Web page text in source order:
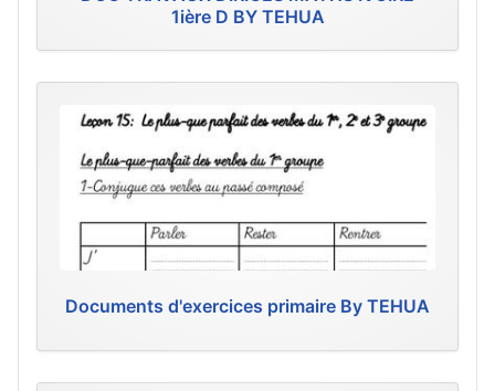
1ière D BY TEHUA
Documents d'exercices primaire By TEHUA